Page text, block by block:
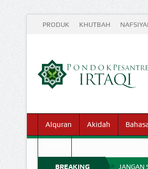
PRODUK KHUTBAH
Alquran Akidah
BREAKING JANGAN